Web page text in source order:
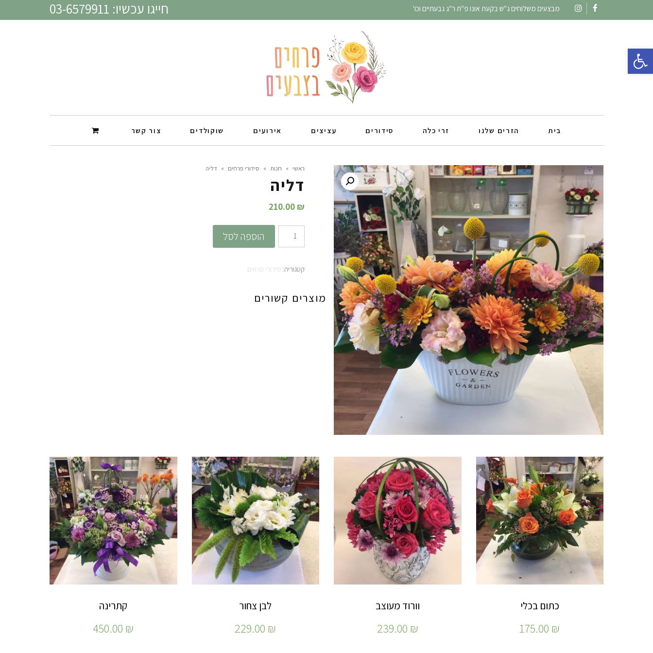
פתח סרגל נגישות
Facebook
Instagram
מבצעים משלוחים ג"ש בקעת אונו פ"ת ר"ג גבעתיים וכו' חייגו עכשיו: 03-6579911
בית הזרים שלנו זרי כלה סידורים עציצים אירועים שוקולדים צור קשר
ראשי » חנות » סידורי פרחים » דליה
דליה
210.00 ₪
כמות
של
הוספה לסל
קטגוריה: סידורי פרחים
מוצרים קשורים
כתום בכלי
175.00 ₪
וורוד מעוצב
239.00 ₪
לבן צחור
229.00 ₪
קתרינה
450.00 ₪